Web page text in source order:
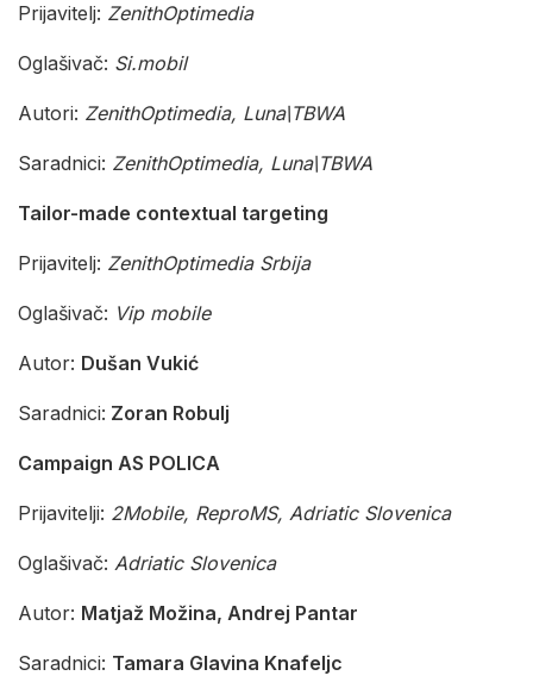
Prijavitelj: ZenithOptimedia
Oglašivač: Si.mobil
Autori: ZenithOptimedia, Luna\TBWA
Saradnici: ZenithOptimedia, Luna\TBWA
Tailor-made contextual targeting
Prijavitelj: ZenithOptimedia Srbija
Oglašivač: Vip mobile
Autor: Dušan Vukić
Saradnici: Zoran Robulj
Campaign AS POLICA
Prijavitelji: 2Mobile, ReproMS, Adriatic Slovenica
Oglašivač: Adriatic Slovenica
Autor: Matjaž Možina, Andrej Pantar
Saradnici: Tamara Glavina Knafeljc